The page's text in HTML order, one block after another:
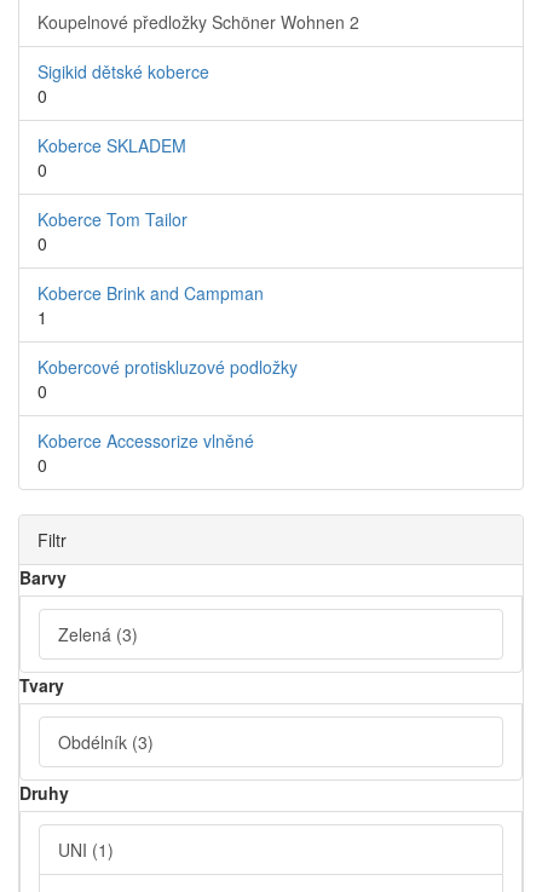
Koupelnové předložky Schöner Wohnen 2
Sigikid dětské koberce
0
Koberce SKLADEM
0
Koberce Tom Tailor
0
Koberce Brink and Campman
1
Kobercové protiskluzové podložky
0
Koberce Accessorize vlněné
0
Filtr
Barvy
Zelená (3)
Tvary
Obdélník (3)
Druhy
UNI (1)